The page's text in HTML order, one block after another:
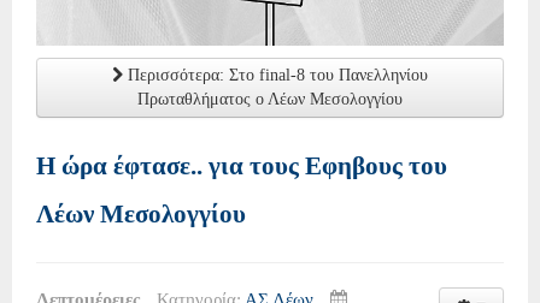
Περισσότερα: Στο final-8 του Πανελληνίου
Πρωταθλήματος ο Λέων Μεσολογγίου
Η ώρα έφτασε.. για τους Εφηβους του
Λέων Μεσολογγίου